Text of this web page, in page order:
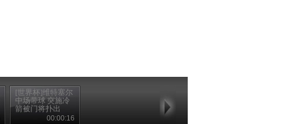
[世界杯]维特塞尔
中场带球 突施冷
箭被门将扑出
00:00:16